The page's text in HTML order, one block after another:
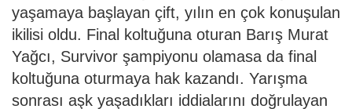
yaşamaya başlayan çift, yılın en çok konuşulan
ikilisi oldu. Final koltuğuna oturan Barış Murat
Yağcı, Survivor şampiyonu olamasa da final
koltuğuna oturmaya hak kazandı. Yarışma
sonrası aşk yaşadıkları iddialarını doğrulayan